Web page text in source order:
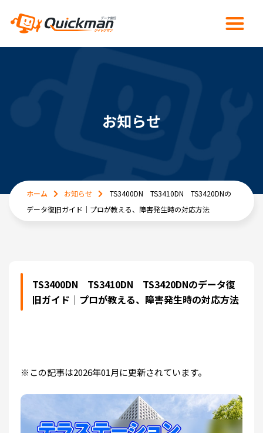
お知らせ
ホーム お知らせ
TS3400DN TS3410DN TS3420DNの
データ復旧ガイド｜プロが教える、障害発生時の対応方法
TS3400DN TS3410DN TS3420DNのデータ復
旧ガイド｜プロが教える、障害発生時の対応方法
※この記事は2026年01月に更新されています。